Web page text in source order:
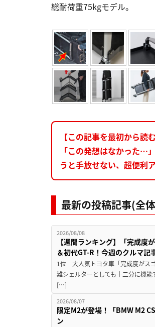
総耐荷重75kgモデル。
【この記事を最初から読む
「この発想はなかった…
うと手放せない、超便利
最新の投稿記事(全
2026/08/08
【週間ランキング】「完成
＆初代GT-R！今週のクルマ記
1位 大人気トヨタ車「完成度がス
難シェルターとしても十二分に機
[…]
2026/08/07
限定M2が登場！「BMW M2
ン